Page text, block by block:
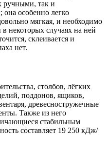
ручными, так и
особенно легко
мягкая, и необходимо
некоторых случаях на ней
склеивается и
нет.
столбов, лёгких
поддонов, ящиков,
древесностружечные
Также из него
стабильным
составляет 19 250 кДж/